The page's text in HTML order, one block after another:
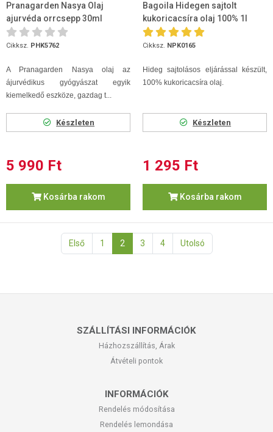
Pranagarden Nasya Olaj
ajurvéda orrcsepp 30ml
Cikksz. PHK5762
A Pranagarden Nasya olaj az
ájurvédikus gyógyászat egyik
kiemelkedő eszköze, gazdag t...
Készleten
5 990 Ft
Kosárba rakom
Bagoila Hidegen sajtolt
kukoricacsíra olaj 100% 1l
Cikksz. NPK0165
Hideg sajtolásos eljárással készült,
100% kukoricacsíra olaj.
Készleten
1 295 Ft
Kosárba rakom
Első 1 2 3 4 Utolsó
SZÁLLÍTÁSI INFORMÁCIÓK
Házhozszállítás, Árak
Átvételi pontok
INFORMÁCIÓK
Rendelés módosítása
Rendelés lemondása